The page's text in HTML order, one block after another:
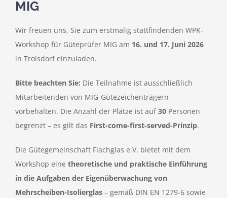
MIG
Wir freuen uns, Sie zum erstmalig stattfindenden WPK-
Workshop für Güteprüfer MIG am 16. und 17. Juni 2026
in Troisdorf einzuladen.
Bitte beachten Sie: Die Teilnahme ist ausschließlich
Mitarbeitenden von MIG-Gütezeichenträgern
vorbehalten. Die Anzahl der Plätze ist auf30 Personen
begrenzt – es gilt das First-come-first-served-Prinzip.
Die Gütegemeinschaft Flachglas e.V. bietet mit dem
Workshop eine theoretische und praktische Einführung
in die Aufgaben der Eigenüberwachung von
Mehrscheiben-Isolierglas – gemäß DIN EN 1279-6 sowie